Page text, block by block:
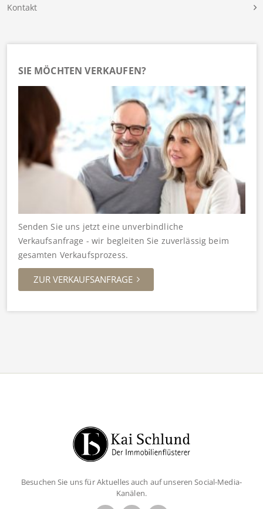
Kontakt
SIE MÖCHTEN VERKAUFEN?
Senden Sie uns jetzt eine unverbindliche
Verkaufsanfrage - wir begleiten Sie zuverlässig beim
gesamten Verkaufsprozess.
ZUR VERKAUFSANFRAGE
Besuchen Sie uns für Aktuelles auch auf unseren Social-Media-
Kanälen.